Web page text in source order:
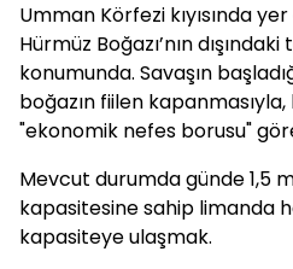
Umman Körfezi kıyısında
Hürmüz Boğazı’nın
konumunda. Savaşın
boğazın fiilen
"ekonomik nefes borusu"
Mevcut durumda günde 1,5
kapasitesine sahip limanda
kapasiteye ulaşmak.